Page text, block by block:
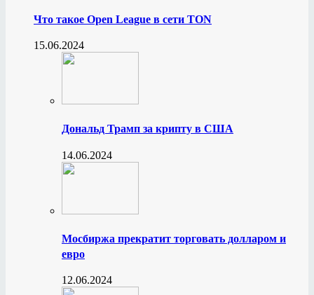
Что такое Open League в сети TON
15.06.2024
Дональд Трамп за крипту в США
14.06.2024
Мосбиржа прекратит торговать долларом и
евро
12.06.2024